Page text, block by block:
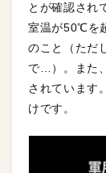
とが確認され
室温が50℃を
のこと（ただ
で…）。また
されています
けです。